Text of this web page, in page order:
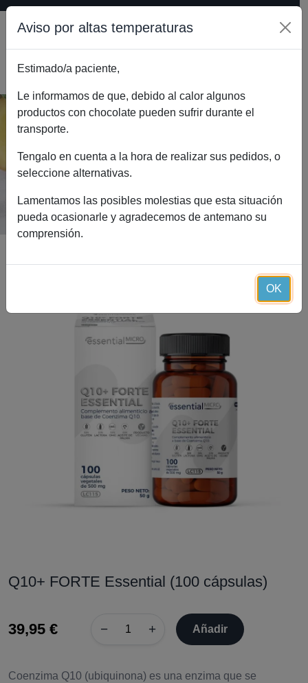
Q10+ FORTE Essential (100
cápsulas)
Inicio
Catálogo
Q10+ FORTE Essential (100 cápsulas)
39,95 € − + Añadir
Coenzima Q10 (ubiquinona) es una enzima que se
Aviso por altas temperaturas
Estimado/a paciente,
Le informamos de que, debido al calor algunos
productos con chocolate pueden sufrir durante el
transporte.
Tengalo en cuenta a la hora de realizar sus pedidos, o
seleccione alternativas.
Lamentamos las posibles molestias que esta situación
pueda ocasionarle y agradecemos de antemano su
comprensión.
OK